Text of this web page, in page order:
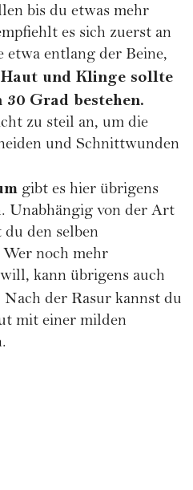
bis du etwas mehr
es sich zuerst an
etwa entlang der Beine,
und Klinge sollte
Grad bestehen.
zu steil an, um die
und Schnittwunden
gibt es hier übrigens
Unabhängig von der Art
du den selben
Wer noch mehr
kann übrigens auch
Nach der Rasur kannst du
mit einer milden